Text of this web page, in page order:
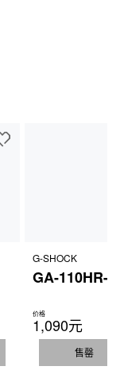
G-SHOCK
GA-110HR-
价格
1,090元
售罄